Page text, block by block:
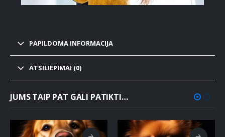
PAPILDOMA INFORMACIJA
ATSILIEPIMAI (0)
JUMS TAIP PAT GALI PATIKTI…